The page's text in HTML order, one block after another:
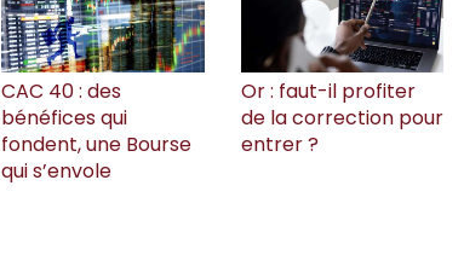
CAC 40 : des
bénéfices qui
fondent, une Bourse
qui s’envole
Or : faut-il profiter
de la correction pour
entrer ?